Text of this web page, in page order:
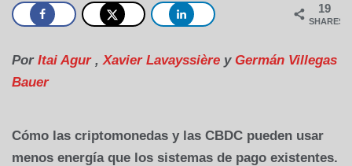
19
SHARES
Por Itai Agur, Xavier Lavayssière y Germán Villegas
Bauer
Cómo las criptomonedas y las CBDC pueden usar
menos energía que los sistemas de pago existentes.